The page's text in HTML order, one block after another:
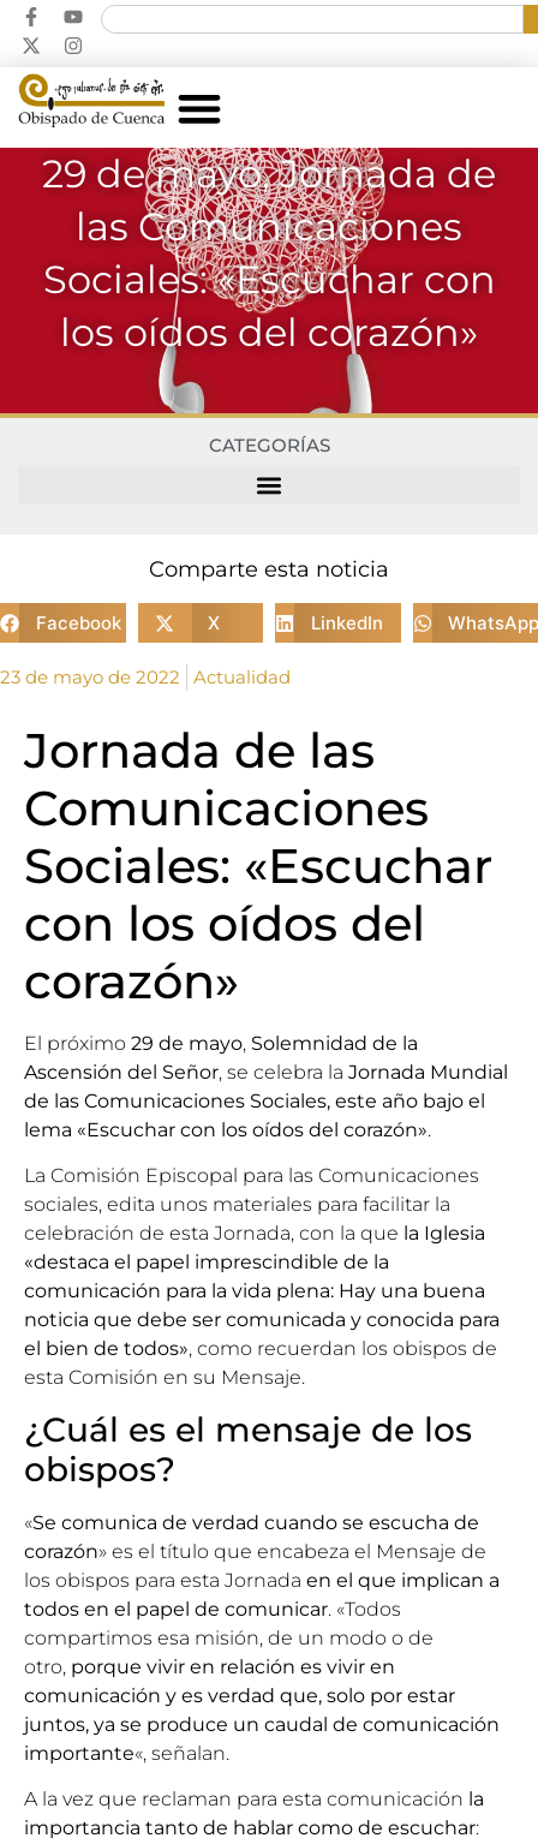
29 de mayo, Jornada de
las Comunicaciones
Sociales: «Escuchar con
los oídos del corazón»
CATEGORÍAS
Comparte esta noticia
Facebook X LinkedIn WhatsApp
23 de mayo de 2022 Actualidad
Jornada de las
Comunicaciones
Sociales: «Escuchar
con los oídos del
corazón»
El próximo 29 de mayo, Solemnidad de la
Ascensión del Señor, se celebra la Jornada Mundial
de las Comunicaciones Sociales, este año bajo el
lema «Escuchar con los oídos del corazón».
La Comisión Episcopal para las Comunicaciones
sociales, edita unos materiales para facilitar la
celebración de esta Jornada, con la que la Iglesia
«destaca el papel imprescindible de la
comunicación para la vida plena: Hay una buena
noticia que debe ser comunicada y conocida para
el bien de todos», como recuerdan los obispos de
esta Comisión en su Mensaje.
¿Cuál es el mensaje de los
obispos?
«Se comunica de verdad cuando se escucha de
corazón» es el título que encabeza el Mensaje de
los obispos para esta Jornada en el que implican a
todos en el papel de comunicar. «Todos
compartimos esa misión, de un modo o de
otro, porque vivir en relación es vivir en
comunicación y es verdad que, solo por estar
juntos, ya se produce un caudal de comunicación
importante«, señalan.
A la vez que reclaman para esta comunicación la
importancia tanto de hablar como de escuchar: